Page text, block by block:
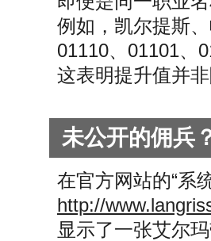
例如，凯尔提斯
01110、01101、
这表明提升值并
未公开的佣兵
在官方网站的“系
http://
显示了一张艾尔